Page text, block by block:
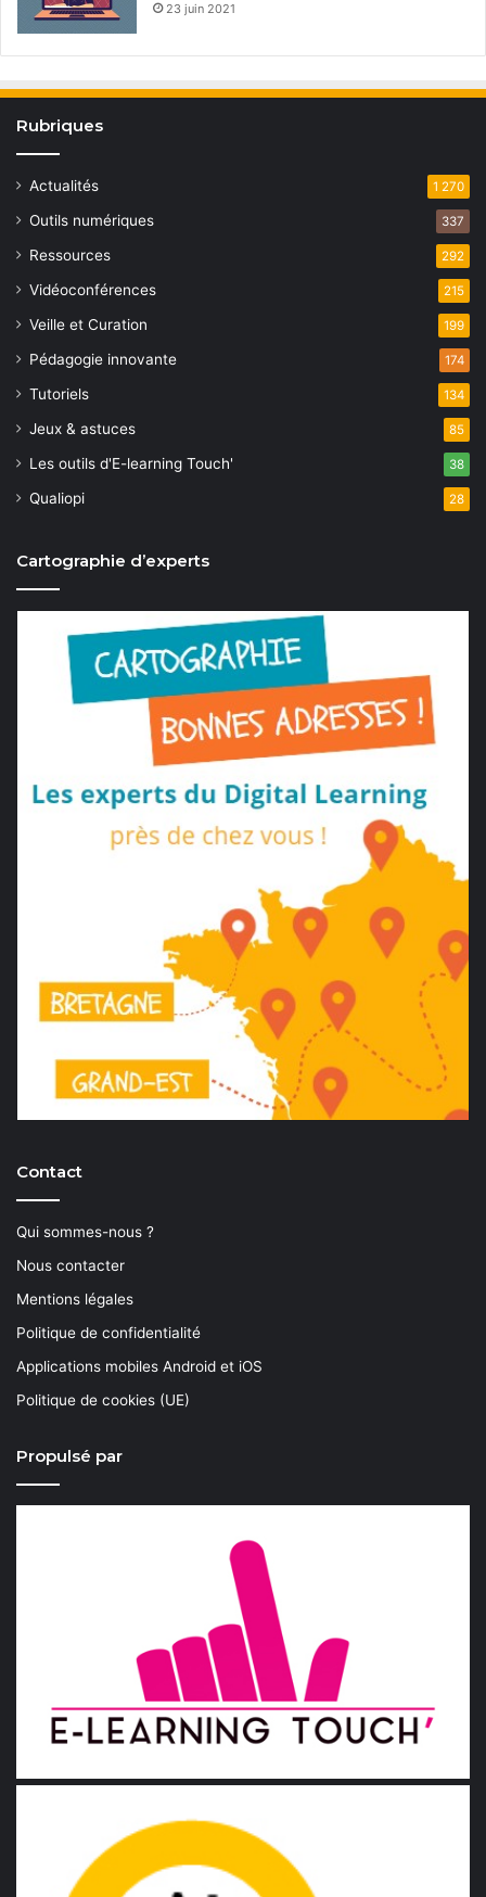
23 juin 2021
Rubriques
Actualités 1 270
Outils numériques 337
Ressources 292
Vidéoconférences 215
Veille et Curation 199
Pédagogie innovante 174
Tutoriels 134
Jeux & astuces 85
Les outils d'E-learning Touch' 38
Qualiopi 28
Cartographie d’experts
Contact
Qui sommes-nous ?
Nous contacter
Mentions légales
Politique de confidentialité
Applications mobiles Android et iOS
Politique de cookies (UE)
Propulsé par